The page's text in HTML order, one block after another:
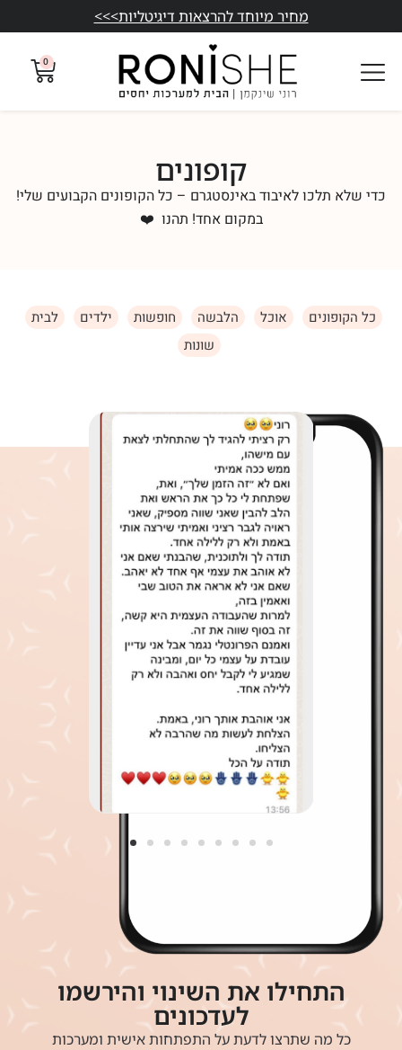
מחיר מיוחד להרצאות דיגיטליות>>>
0
קופונים
כדי שלא תלכו לאיבוד באינסטגרם – כל הקופונים הקבועים שלי!
במקום אחד! תהנו ❤️
כל הקופונים אוכל הלבשה חופשות ילדים
לבית
שונות
התחילו את השינוי והירשמו
לעדכונים
כל מה שתרצו לדעת על התפתחות אישית ומערכות